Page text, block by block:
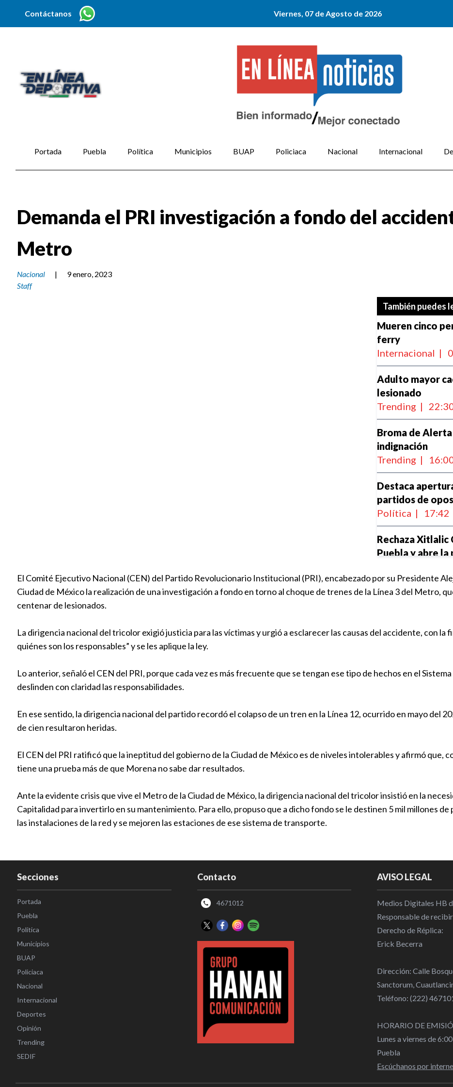
Contáctanos Viernes, 07 de Agosto de 2026
Portada Puebla Política Municipios BUAP Policiaca Nacional Internacional
Demanda el PRI investigación a fondo del
Metro
Nacional |
9 enero, 2023
Staff
También puedes
Mueren cinco
ferry
Internacional |
Adulto mayor
lesionado
Trending |
Broma de
indignación
Trending |
Destaca
partidos de
Política | 17:42
Rechaza Xitlalic
Puebla y abre la
Política | 16:54
regidora ante la
México
Nacional
17:30
El Comité Ejecutivo Nacional (CEN) del Partido Revolucionario Institucional (PRI), encabezado por su Presidente
Ciudad de México la realización de una investigación a fondo en torno al choque de trenes de la Línea 3 del Metro,
centenar de lesionados.
La dirigencia nacional del tricolor exigió justicia para las víctimas y urgió a esclarecer las causas del accidente, con la
quiénes son los responsables” y se les aplique la ley.
Lo anterior, señaló el CEN del PRI, porque cada vez es más frecuente que se tengan ese tipo de hechos en el
deslinden con claridad las responsabilidades.
En ese sentido, la dirigencia nacional del partido recordó el colapso de un tren en la Línea 12, ocurrido en mayo del
de cien resultaron heridas.
El CEN del PRI ratificó que la ineptitud del gobierno de la Ciudad de México es de niveles intolerables y afirmó que,
tiene una prueba más de que Morena no sabe dar resultados.
Ante la evidente crisis que vive el Metro de la Ciudad de México, la dirigencia nacional del tricolor insistió en la
Capitalidad para invertirlo en su mantenimiento. Para ello, propuso que a dicho fondo se le destinen 5 mil millones de
las instalaciones de la red y se mejoren las estaciones de ese sistema de transporte.
Secciones
Portada
Puebla
Política
Municipios
BUAP
Policiaca
Nacional
Internacional
Deportes
Opinión
Trending
SEDIF
Contacto
4671012
AVISO LEGAL
Medios Digitales HB
Responsable de
Derecho de Réplica:
Erick Becerra
Dirección: Calle
Sanctorum,
Teléfono: (222)
HORARIO DE
Lunes a viernes de
Puebla
Escúchanos por